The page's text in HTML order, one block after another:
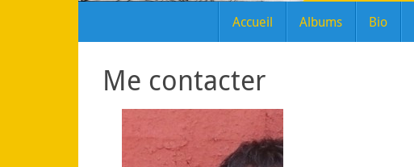
contenu
Accueil Albums Bio
Me contacter